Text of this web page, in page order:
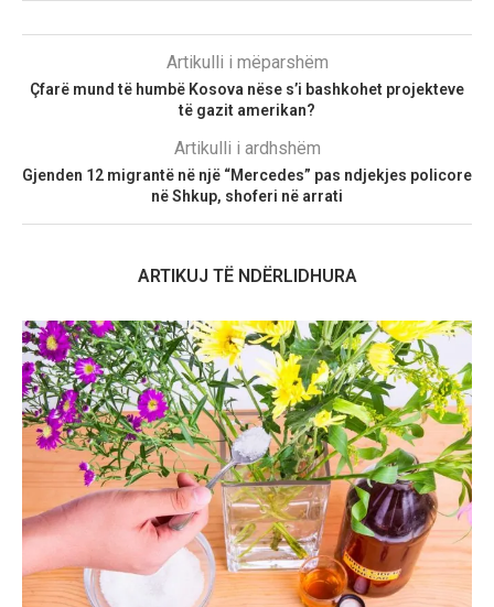
Artikulli i mëparshëm
Çfarë mund të humbë Kosova nëse s’i bashkohet projekteve
të gazit amerikan?
Artikulli i ardhshëm
Gjenden 12 migrantë në një “Mercedes” pas ndjekjes policore
në Shkup, shoferi në arrati
ARTIKUJ TË NDËRLIDHURA